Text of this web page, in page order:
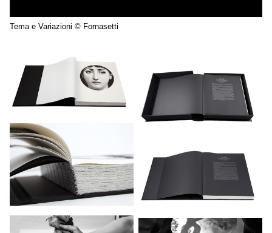
Tema e Variazioni © Fornasetti